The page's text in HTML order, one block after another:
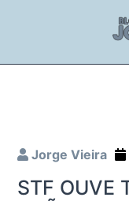
Jorge Vieira
STF OUVE